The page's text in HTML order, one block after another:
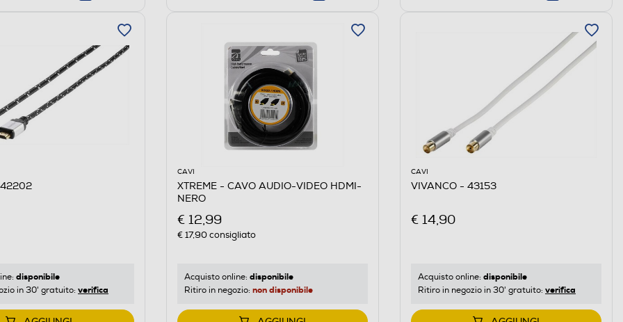
disponibile
in 30' gratuito: verifica
CAVI
XTREME - CAVO AUDIO-VIDEO HDMI-
NERO
€ 12,99
€ 17,90consigliato
Acquisto online: disponibile
Ritiro in negozio: non disponibile
CAVI
VIVANCO - 43153
€ 14,90
Acquisto online: disponibile
Ritiro in negozio in 30' gratuito: verifica